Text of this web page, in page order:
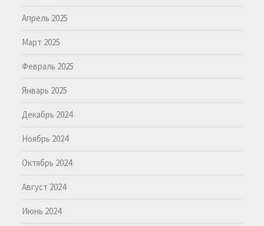
Апрель 2025
Март 2025
Февраль 2025
Январь 2025
Декабрь 2024
Ноябрь 2024
Октябрь 2024
Август 2024
Июнь 2024